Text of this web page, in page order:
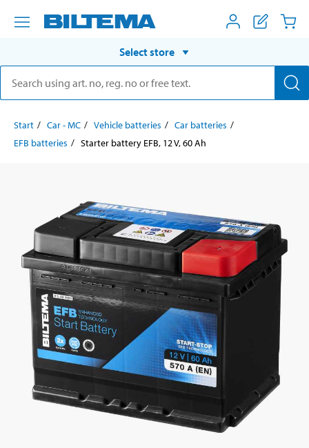
Select store
Start Car - MC Vehicle batteries
Car batteries
EFB batteries
Starter battery EFB, 12 V, 60 Ah